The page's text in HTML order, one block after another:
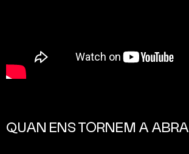
QUAN ENS TORNEM A